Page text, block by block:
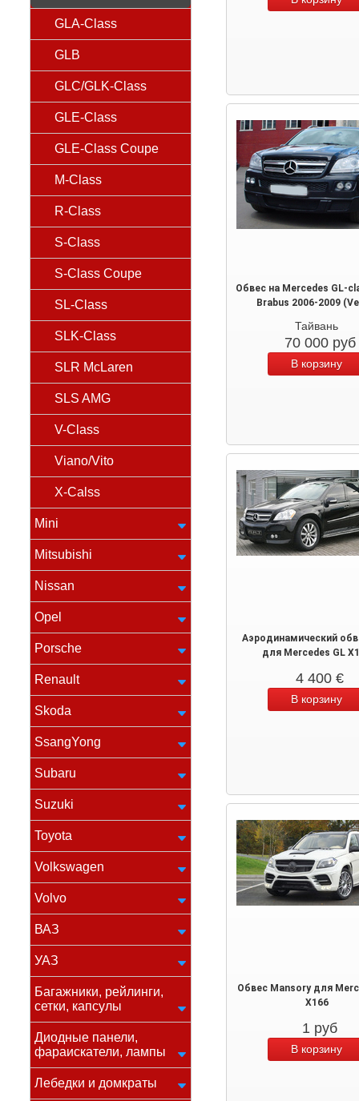
GLA-Class
GLB
GLC/GLK-Class
GLE-Class
GLE-Class Coupe
M-Class
R-Class
S-Class
S-Class Coupe
SL-Class
SLK-Class
SLR McLaren
SLS AMG
V-Class
Viano/Vito
X-Calss
Mini
Mitsubishi
Nissan
Opel
Porsche
Renault
Skoda
SsangYong
Subaru
Suzuki
Toyota
Volkswagen
Volvo
ВАЗ
УАЗ
Багажники, рейлинги,
сетки, капсулы
Диодные панели,
фараискатели, лампы
Лебедки и домкраты
Обвес на Mercedes GL-
Brabus 2006-2009
Тайвань
70 000 руб
Аэродинамический
для Mercedes GL
4 400 €
Обвес Mansory для
X166
1 руб